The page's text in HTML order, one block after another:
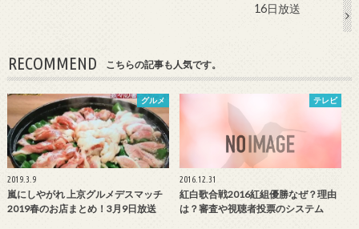
16日放送
RECOMMEND こちらの記事も人気です。
グルメ
2019.3.9
嵐にしやがれ 上京グルメデスマッチ
2019春のお店まとめ！3月9日放送
テレビ
2016.12.31
紅白歌合戦2016紅組優勝なぜ？理由
は？審査や視聴者投票のシステム